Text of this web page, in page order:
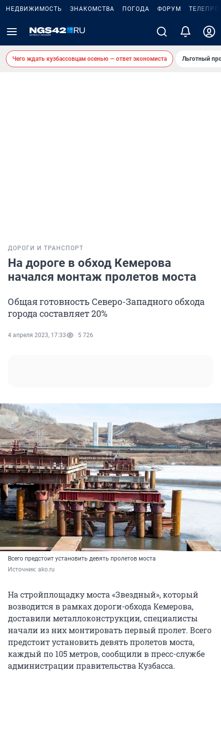
НЕДВИЖИМОСТЬ ЗНАКОМСТВА ПОГОДА ФОРУМ
Чего ждать кузбассовцам осенью — ответ экономиста Льготный
ДОРОГИ И ТРАНСПОРТ
На дороге в обход Кемерова
начался монтаж пролетов моста
Общая готовность Северо-Западного обхода
города составляет 20%
4 апреля 2023, 17:33 5 726
Всего предстоит установить девять пролетов моста
Источник: ako.ru
На стройплощадку моста «Звездный», который
возводится в рамках дороги-обхода Кемерова,
доставили металлоконструкции, специалисты
начали из них монтировать первый пролет. Всего
предстоит установить девять пролетов моста,
каждый по 105 метров, сообщили в пресс-службе
администрации правительства Кузбасса.